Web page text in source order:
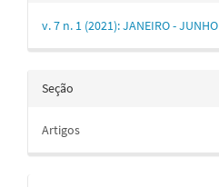
v. 7 n. 1 (2021): JANEIRO - JUNHO
Seção
Artigos